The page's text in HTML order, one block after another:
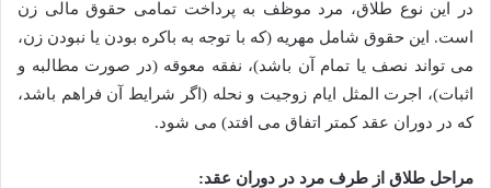
در این نوع طلاق، مرد موظف به پرداخت تمامی حقوق مالی زن
است. این حقوق شامل مهریه (که با توجه به باکره بودن یا نبودن زن،
می تواند نصف یا تمام آن باشد)، نفقه معوقه (در صورت مطالبه و
اثبات)، اجرت المثل ایام زوجیت و نحله (اگر شرایط آن فراهم باشد،
که در دوران عقد کمتر اتفاق می افتد) می شود.
مراحل طلاق از طرف مرد در دوران عقد: